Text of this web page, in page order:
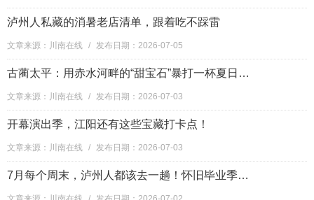
泸州人私藏的消暑老店清单，跟着吃不踩雷
文章来源：川南在线 / 发布日期：2026-07-05
古蔺太平：用赤水河畔的“甜宝石”暴打一杯夏日清凉
文章来源：川南在线 / 发布日期：2026-07-03
开幕演出季，江阳还有这些宝藏打卡点！
文章来源：川南在线 / 发布日期：2026-07-03
7月每个周末，泸州人都该去一趟！怀旧毕业季+夏夜光影，全月狂欢不重样